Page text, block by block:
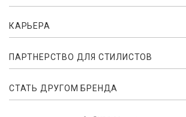
КАРЬЕРА
ПАРТНЕРСТВО ДЛЯ СТИЛИСТОВ
СТАТЬ ДРУГОМ БРЕНДА